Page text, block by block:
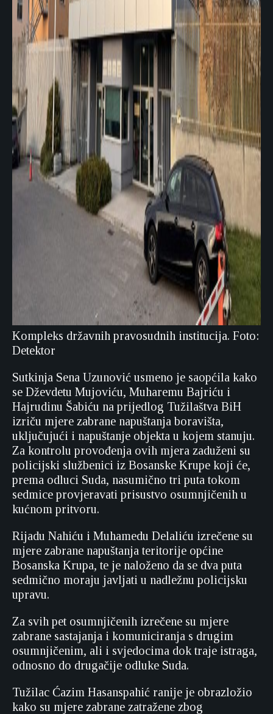
Kompleks državnih pravosudnih institucija. Foto:
Detektor
Sutkinja Sena Uzunović usmeno je saopćila kako
se Dževdetu Mujoviću, Muharemu Bajriću i
Hajrudinu Šabiću na prijedlog Tužilaštva BiH
izriču mjere zabrane napuštanja boravišta,
uključujući i napuštanje objekta u kojem stanuju.
Za kontrolu provođenja ovih mjera zaduženi su
policijski službenici iz Bosanske Krupe koji će,
prema odluci Suda, nasumično tri puta tokom
sedmice provjeravati prisustvo osumnjičenih u
kućnom pritvoru.
Rijadu Nahiću i Muhamedu Delaliću izrečene su
mjere zabrane napuštanja teritorije općine
Bosanska Krupa, te je naloženo da se dva puta
sedmično moraju javljati u nadležnu policijsku
upravu.
Za svih pet osumnjičenih izrečene su mjere
zabrane sastajanja i komuniciranja s drugim
osumnjičenim, ali i svjedocima dok traje istraga,
odnosno do drugačije odluke Suda.
Tužilac Ćazim Hasanspahić ranije je obrazložio
kako su mjere zabrane zatražene zbog